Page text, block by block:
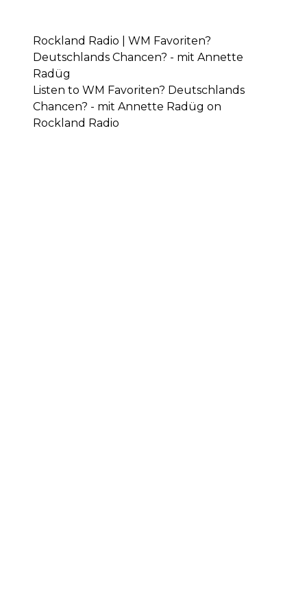
Rockland Radio | WM Favoriten?
Deutschlands Chancen? - mit Annette
Radüg
Listen to WM Favoriten? Deutschlands
Chancen? - mit Annette Radüg on
Rockland Radio